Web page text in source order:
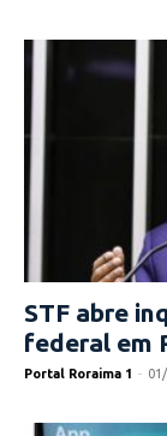
STF abre
federal em
Portal Roraima 1 -